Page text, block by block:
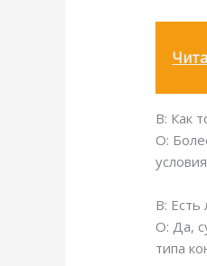
В: Как
О:
В: Есть
О: Да,
типа